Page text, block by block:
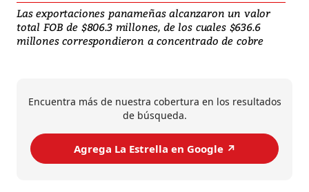
Las exportaciones panameñas alcanzaron un valor
total FOB de $806.3 millones, de los cuales $636.6
millones correspondieron a concentrado de cobre
Encuentra más de nuestra cobertura en los resultados
de búsqueda.
Agrega La Estrella en Google ↗️